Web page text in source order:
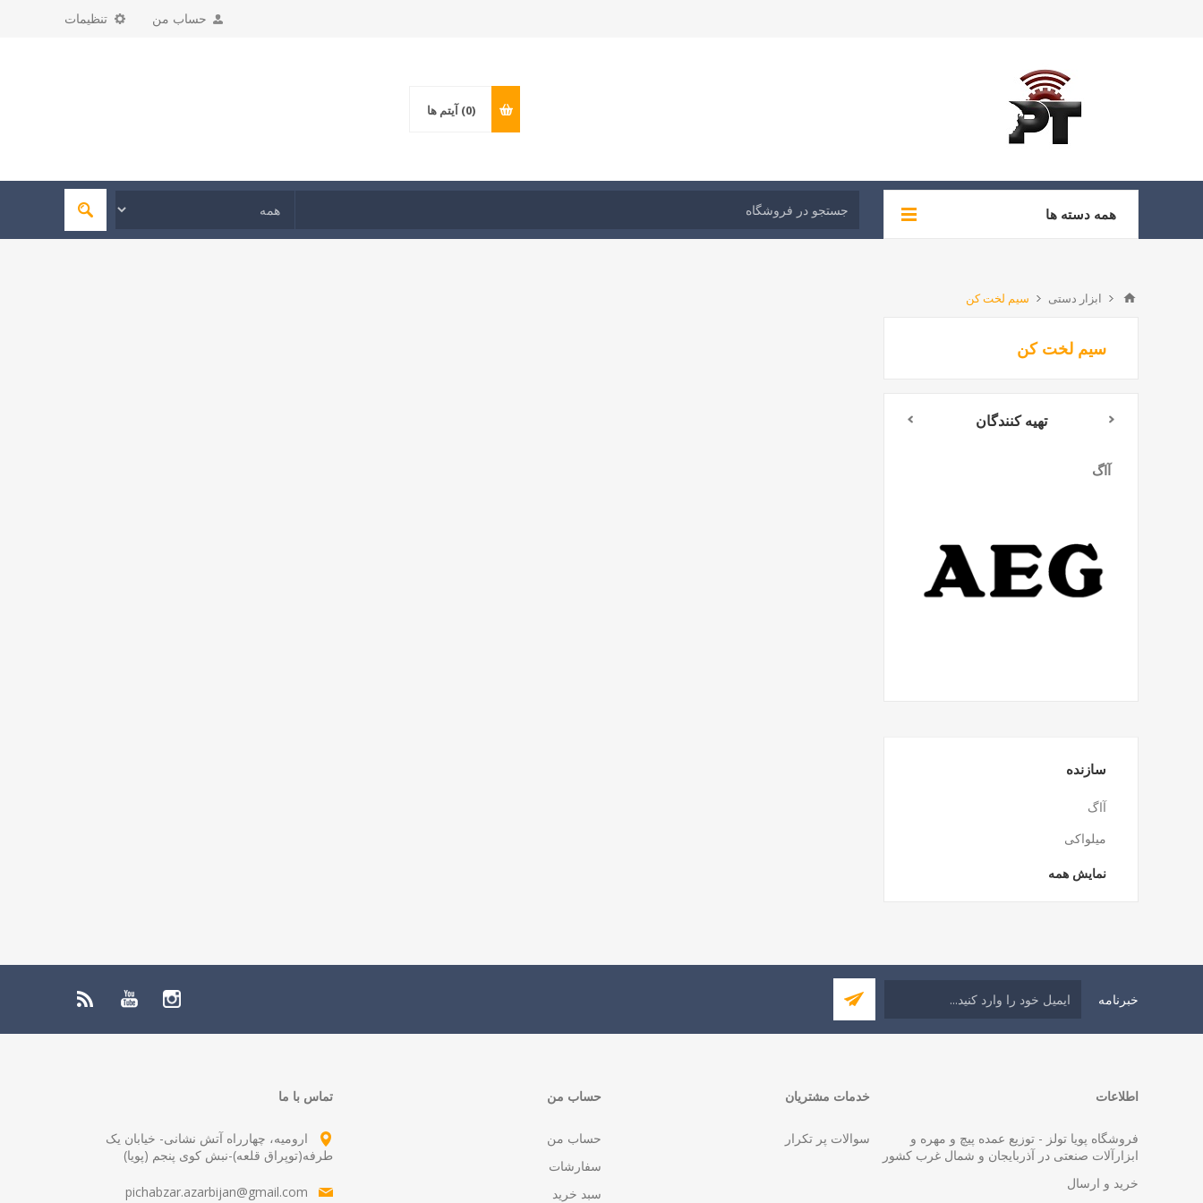
تنظیمات حساب من
(0) آیتم ها
همه دسته ها
ابزار دستی سیم لخت کن
سیم لخت کن
تهیه کنندگان
آاگ
سازنده
آاگ
میلواکی
نمایش همه
خبرنامه
اطلاعات
فروشگاه پویا تولز - توزیع عمده پیچ و مهره و
ابزارآلات صنعتی در آذربایجان و شمال غرب کشور
خرید و ارسال
خدمات مشتریان
سوالات پر تکرار
حساب من
حساب من
سفارشات
سبد خرید
تماس با ما
ارومیه، چهارراه آتش نشانی- خیابان یک
طرفه(توپراق قلعه)-نبش کوی پنجم (پویا)
pichabzar.azarbijan@gmail.com